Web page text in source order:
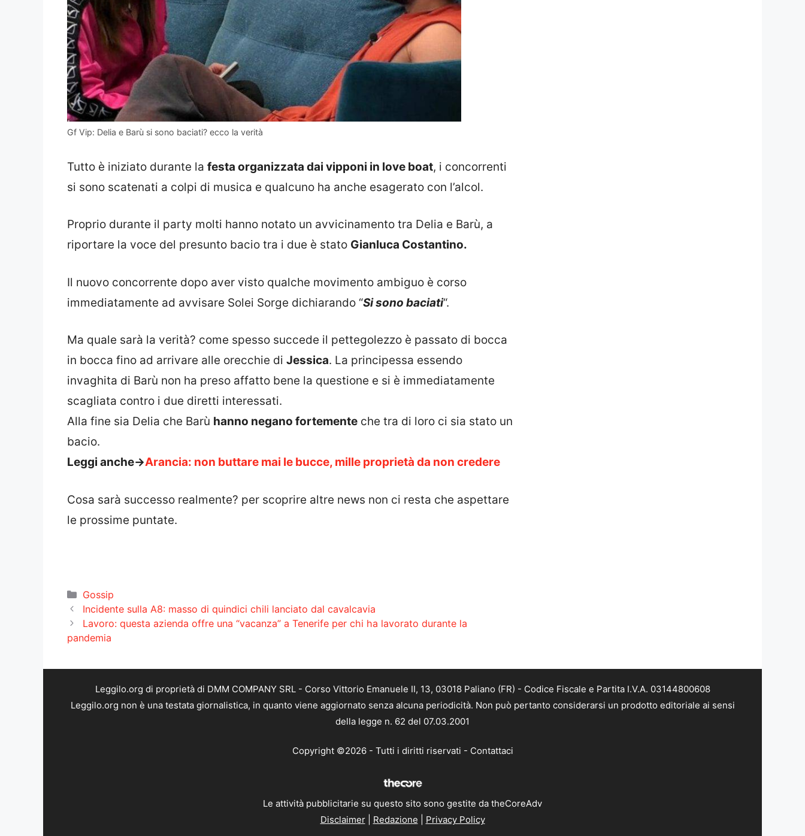
Gf Vip: Delia e Barù si sono baciati? ecco la verità
Tutto è iniziato durante la festa organizzata dai vipponi in love boat, i concorrenti
si sono scatenati a colpi di musica e qualcuno ha anche esagerato con l’alcol.
Proprio durante il party molti hanno notato un avvicinamento tra Delia e Barù, a
riportare la voce del presunto bacio tra i due è stato Gianluca Costantino.
Il nuovo concorrente dopo aver visto qualche movimento ambiguo è corso
immediatamente ad avvisare Solei Sorge dichiarando “Si sono baciati“.
Ma quale sarà la verità? come spesso succede il pettegolezzo è passato di bocca
in bocca fino ad arrivare alle orecchie di Jessica. La principessa essendo
invaghita di Barù non ha preso affatto bene la questione e si è immediatamente
scagliata contro i due diretti interessati.
Alla fine sia Delia che Barù hanno negano fortemente che tra di loro ci sia stato un
bacio.
Leggi anche->Arancia: non buttare mai le bucce, mille proprietà da non credere
Cosa sarà successo realmente? per scoprire altre news non ci resta che aspettare
le prossime puntate.
Categorie
Gossip
Incidente sulla A8: masso di quindici chili lanciato dal cavalcavia
Lavoro: questa azienda offre una “vacanza” a Tenerife per chi ha lavorato durante la
pandemia
Leggilo.org di proprietà di DMM COMPANY SRL - Corso Vittorio Emanuele II, 13, 03018 Paliano (FR) - Codice Fiscale e Partita I.V.A. 03144800608
Leggilo.org non è una testata giornalistica, in quanto viene aggiornato senza alcuna periodicità. Non può pertanto considerarsi un prodotto editoriale ai sensi
della legge n. 62 del 07.03.2001
Copyright ©2026 - Tutti i diritti riservati - Contattaci
Le attività pubblicitarie su questo sito sono gestite da theCoreAdv
Disclaimer| Redazione Privacy Policy